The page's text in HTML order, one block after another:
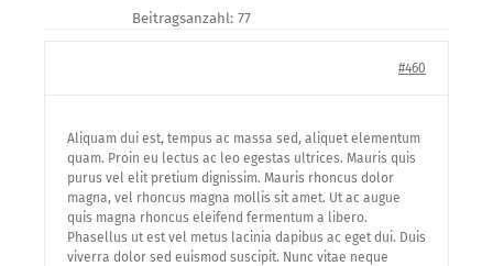
Beitragsanzahl: 77
#460
Aliquam dui est, tempus ac massa sed, aliquet elementum
quam. Proin eu lectus ac leo egestas ultrices. Mauris quis
purus vel elit pretium dignissim. Mauris rhoncus dolor
magna, vel rhoncus magna mollis sit amet. Ut ac augue
quis magna rhoncus eleifend fermentum a libero.
Phasellus ut est vel metus lacinia dapibus ac eget dui. Duis
viverra dolor sed euismod suscipit. Nunc vitae neque